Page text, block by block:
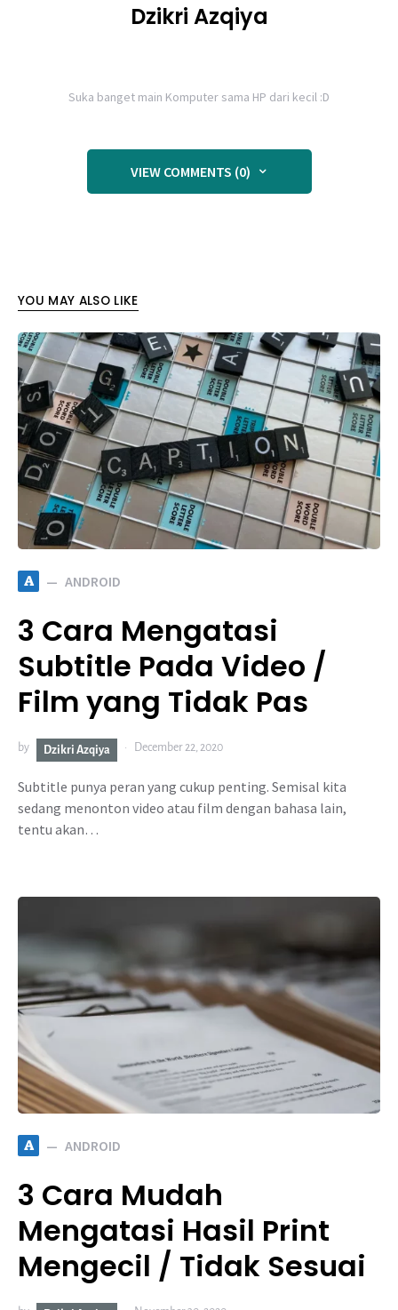
Dzikri Azqiya
Suka banget main Komputer sama HP dari kecil :D
VIEW COMMENTS (0)
YOU MAY ALSO LIKE
A ANDROID
3 Cara Mengatasi
Subtitle Pada Video /
Film yang Tidak Pas
by Dzikri Azqiya December 22, 2020
Subtitle punya peran yang cukup penting. Semisal kita
sedang menonton video atau film dengan bahasa lain,
tentu akan…
A ANDROID
3 Cara Mudah
Mengatasi Hasil Print
Mengecil / Tidak Sesuai